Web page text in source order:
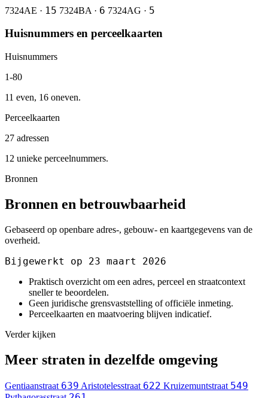
7324AE · 15 7324BA · 6 7324AG · 5
Huisnummers en perceelkaarten
Huisnummers
1-80
11 even, 16 oneven.
Perceelkaarten
27 adressen
12 unieke perceelnummers.
Bronnen
Bronnen en betrouwbaarheid
Gebaseerd op openbare adres-, gebouw- en kaartgegevens van de
overheid.
Bijgewerkt op 23 maart 2026
Praktisch overzicht om een adres, perceel en straatcontext
sneller te beoordelen.
Geen juridische grensvaststelling of officiële inmeting.
Perceelkaarten en maatvoering blijven indicatief.
Verder kijken
Meer straten in dezelfde omgeving
Gentiaanstraat 639 Aristotelesstraat 622 Kruizemuntstraat 549